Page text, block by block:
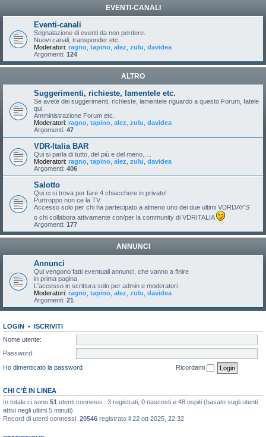
EVENTI-CANALI
Eventi-canali
Segnalazione di eventi da non perdere.
Nuovi canali, transponder etc.
Moderatori: ragno tapino alez zulu davidea
Argomenti: 124
ALTRO
Suggerimenti, richieste, lamentele etc.
Se avete dei suggerimenti, richieste, lamentele riguardo a questo Forum, fatele
qui.
Amministrazione Forum etc.
Moderatori: ragno tapino alez zulu davidea
Argomenti: 47
VDR-Italia BAR
Qui si parla di tutto, del più e del meno.....
Moderatori: ragno tapino alez zulu davidea
Argomenti: 406
Salotto
Qui ci si trova per fare 4 chiacchere in privato!
Purtroppo non ce la TV
Accesso solo per chi ha partecipato a almeno uno dei due ultimi VDRDAY'S
o chi collabora attivamente con/per la community di VDRITALIA
Argomenti: 177
ANNUNCI
Annunci
Qui vengono fatti eventuali annunci, che vanno a finire
in prima pagina.
L'accesso in scrittura solo per admin e moderatori
Moderatori: ragno tapino alez zulu davidea
Argomenti: 21
LOGIN • ISCRIVITI
Nome utente:
Password:
Ho dimenticato la password
Ricordami
CHI C’È IN LINEA
In totale ci sono 51 utenti connessi : 3 registrati, 0 nascosti e 48 ospiti (basato sugli utenti
attivi negli ultimi 5 minuti)
Record di utenti connessi: 20546 registrato il 22 ott 2025, 22:32